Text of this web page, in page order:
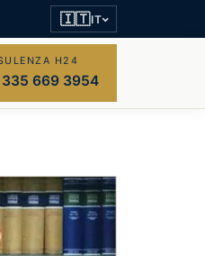
🇮🇹IT
H24
669 3954